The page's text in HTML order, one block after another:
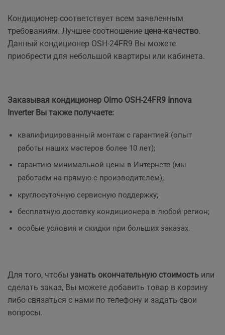
Кондиционер соответствует всем заявленным
требованиям. Лучшее соотношение цена-качество.
Данный кондиционер OSH-24FR9 Вы можете
приобрести для небольшой квартиры или кабинета.
Заказывая кондиционер Olmo OSH-24FR9 Innova
Inverter Вы также получаете:
квалифицированный монтаж с гарантией (опыт
работы наших мастеров более 10 лет);
гарантию минимальной цены в Интернете (мы
работаем на прямую с производителем);
круглосуточную сервисную поддержку;
бесплатную доставку кондиционера в любой регион;
особые условия и скидки при больших заказах.
Для того, чтобы узнать окончательную стоимость или
сделать заказ, Вы можете добавить товар в корзину
либо связаться с нами по телефону и задать свои
вопросы.